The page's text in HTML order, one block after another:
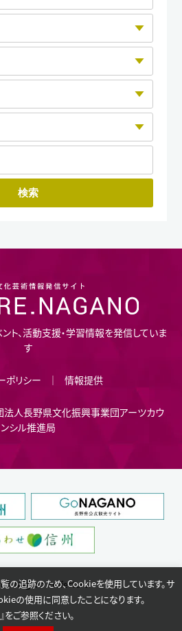
ト、活動支援・学習情報を発信していま
す
ポリシー 情報提供
法人長野県文化振興事業団アーツカウ
ンシル推進局
© Nagano Prefecture.
の追跡のため、Cookieを使用しています。サ
の使用に同意したことになります。
』をご参照ください。